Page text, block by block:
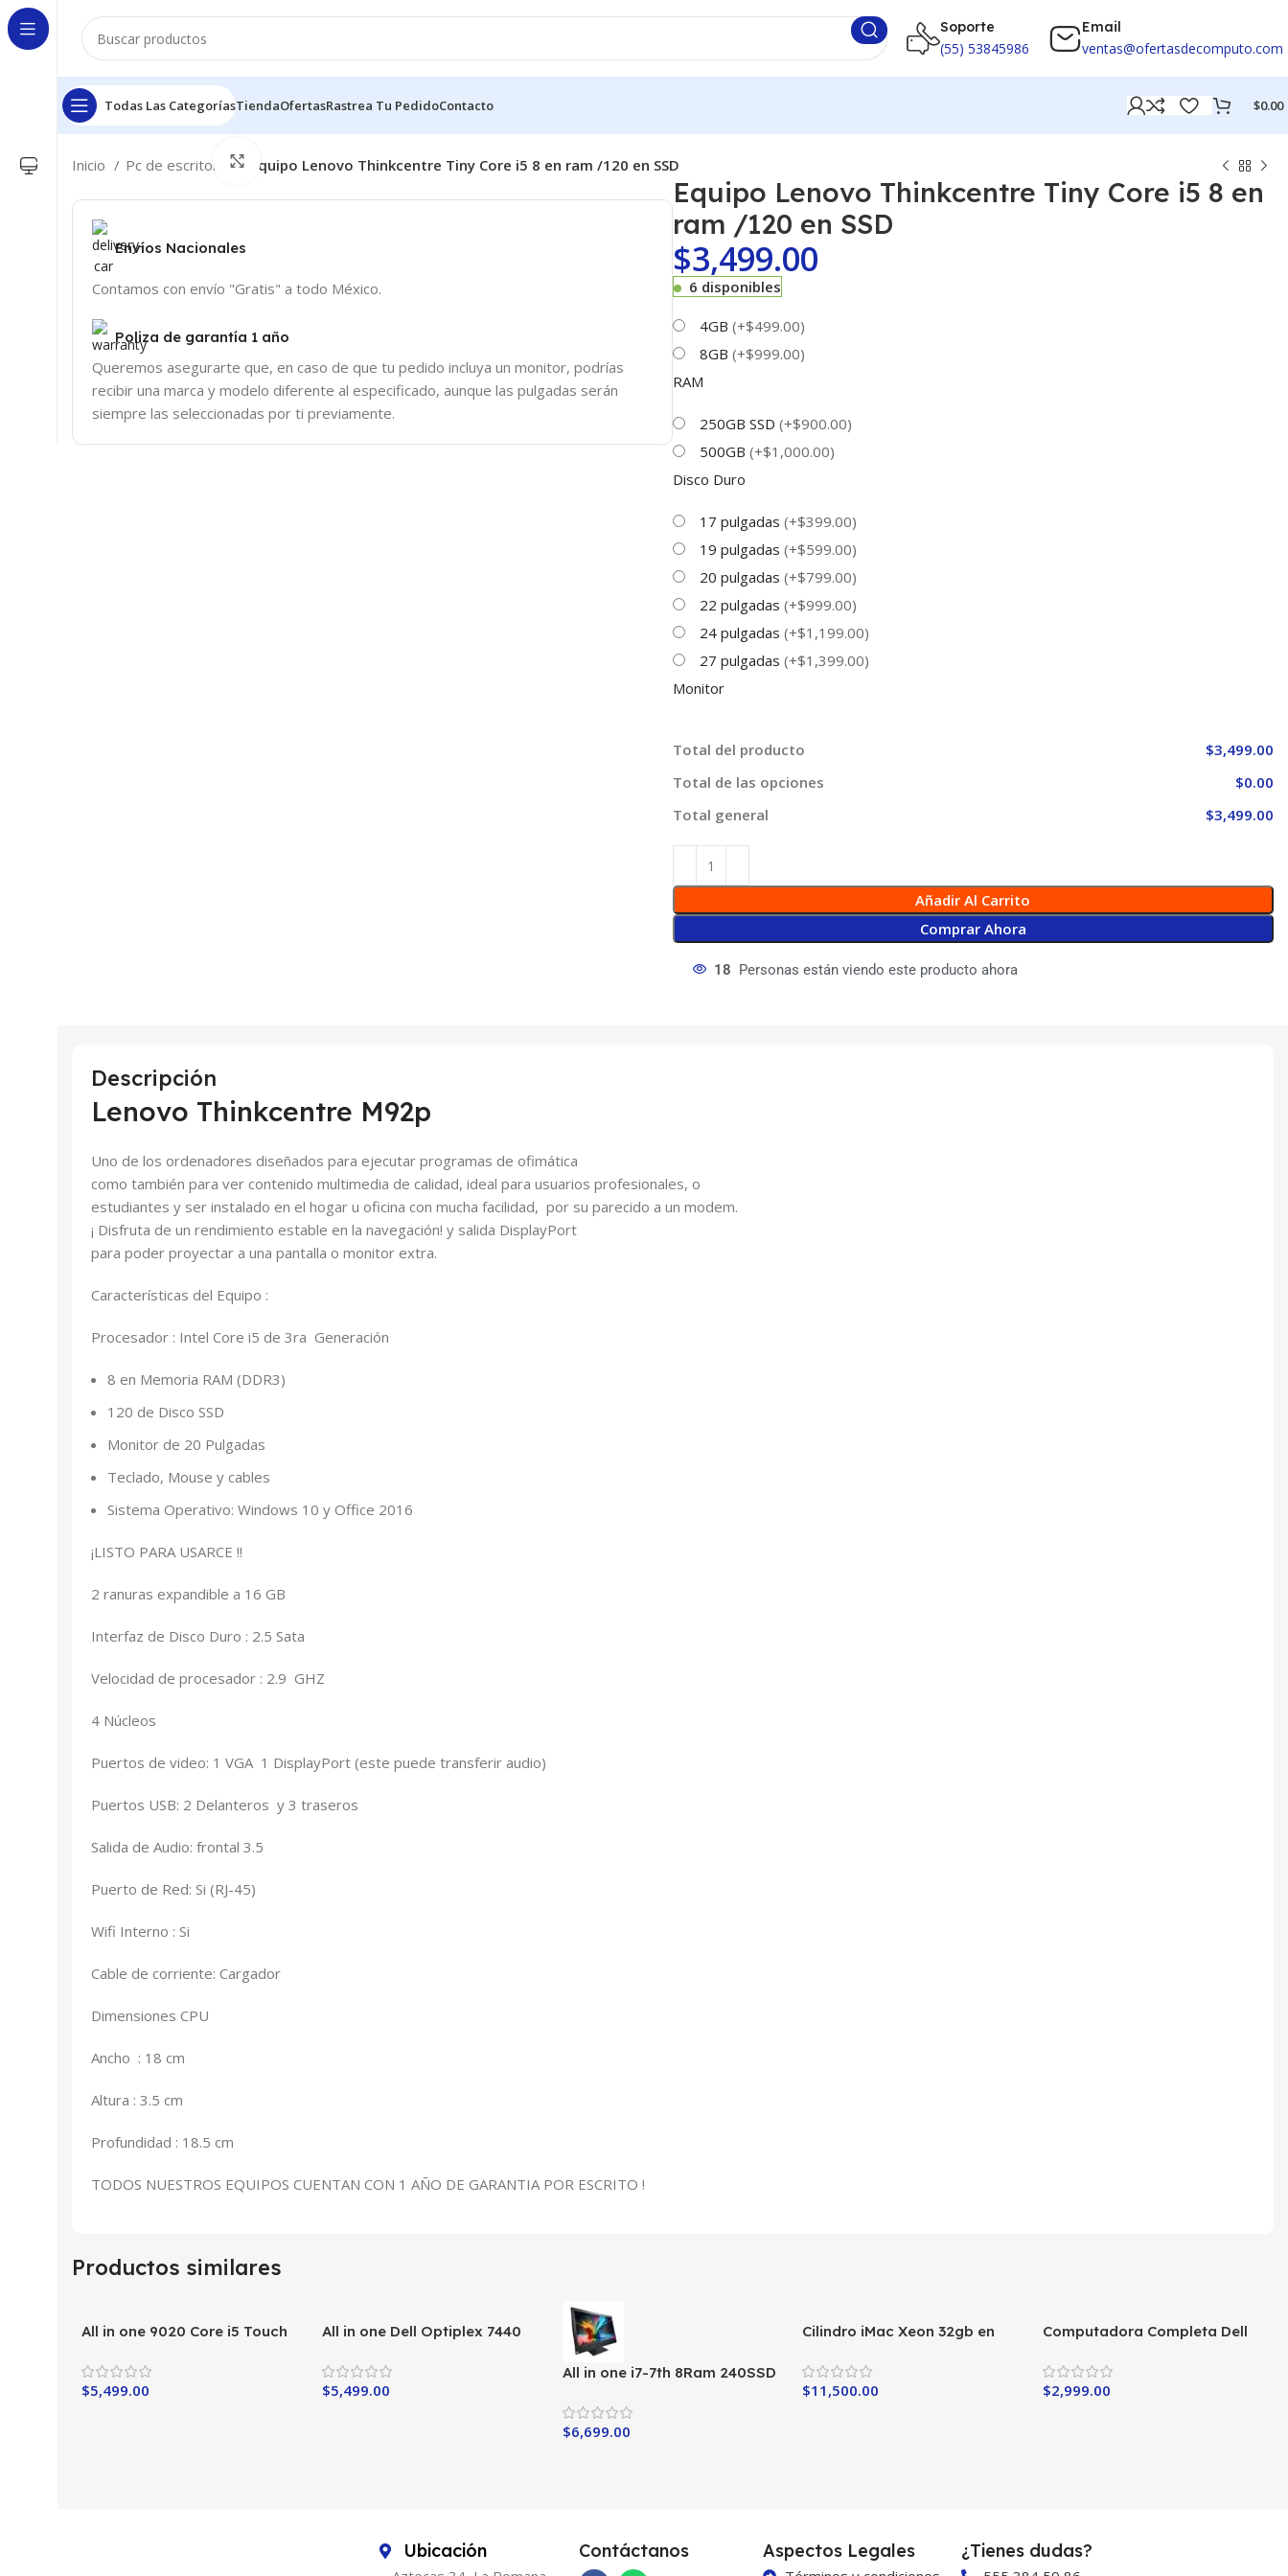
Soporte
(55) 53845986
Email
ventas@ofertasdecomputo.com
Todas Las CategoríasTiendaOfertasRastrea Tu PedidoContacto $0.00
Inicio Pc de escritorio Equipo Lenovo Thinkcentre Tiny Core i5 8 en ram /120 en SSD
Click to enlarge
Envíos Nacionales
Contamos con envío "Gratis" a todo México.
Poliza de garantía 1 año
Queremos asegurarte que, en caso de que tu pedido incluya un monitor, podrías
recibir una marca y modelo diferente al especificado, aunque las pulgadas serán
siempre las seleccionadas por ti previamente.
Equipo Lenovo Thinkcentre Tiny Core i5 8 en
ram /120 en SSD
$3,499.00
6 disponibles
4GB (+$499.00)
8GB (+$999.00)
RAM
250GB SSD (+$900.00)
500GB (+$1,000.00)
Disco Duro
17 pulgadas (+$399.00)
19 pulgadas (+$599.00)
20 pulgadas (+$799.00)
22 pulgadas (+$999.00)
24 pulgadas (+$1,199.00)
27 pulgadas (+$1,399.00)
Monitor
Total del producto
$3,499.00
Total de las opciones
$0.00
Total general
$3,499.00
Añadir Al Carrito
Comprar Ahora
18 Personas están viendo este producto ahora
Descripción
Lenovo Thinkcentre M92p
Uno de los ordenadores diseñados para ejecutar programas de ofimática
como también para ver contenido multimedia de calidad, ideal para usuarios profesionales, o
estudiantes y ser instalado en el hogar u oficina con mucha facilidad, por su parecido a un modem.
¡ Disfruta de un rendimiento estable en la navegación! y salida DisplayPort
para poder proyectar a una pantalla o monitor extra.
Características del Equipo :
Procesador : Intel Core i5 de 3ra Generación
8 en Memoria RAM (DDR3)
120 de Disco SSD
Monitor de 20 Pulgadas
Teclado, Mouse y cables
Sistema Operativo: Windows 10 y Office 2016
¡LISTO PARA USARCE !!
2 ranuras expandible a 16 GB
Interfaz de Disco Duro : 2.5 Sata
Velocidad de procesador : 2.9 GHZ
4 Núcleos
Puertos de video: 1 VGA 1 DisplayPort (este puede transferir audio)
Puertos USB: 2 Delanteros y 3 traseros
Salida de Audio: frontal 3.5
Puerto de Red: Si (RJ-45)
Wifi Interno : Si
Cable de corriente: Cargador
Dimensiones CPU
Ancho : 18 cm
Altura : 3.5 cm
Profundidad : 18.5 cm
TODOS NUESTROS EQUIPOS CUENTAN CON 1 AÑO DE GARANTIA POR ESCRITO !
Productos similares
All in one 9020 Core i5 Touch
$5,499.00
All in one Dell Optiplex 7440
$5,499.00
All in one i7-7th 8Ram 240SSD
$6,699.00
Cilindro iMac Xeon 32gb en
$11,500.00
Computadora Completa Dell
$2,999.00
Ubicación Contáctanos Aspectos Legales ¿Tienes dudas?